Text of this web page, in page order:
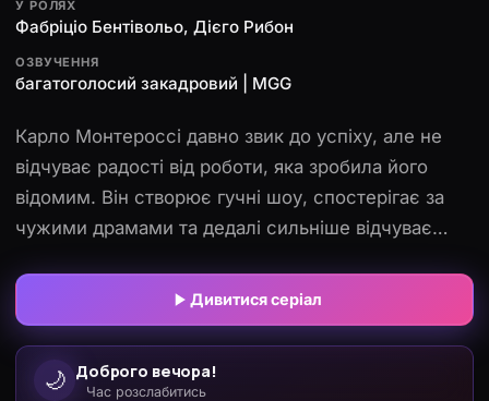
У РОЛЯХ
Фабріціо Бентівольо, Дієго Рибон
ОЗВУЧЕННЯ
багатоголосий закадровий | MGG
Карло Монтероссі давно звик до успіху, але не
відчуває радості від роботи, яка зробила його
відомим. Він створює гучні шоу, спостерігає за
чужими драмами та дедалі сильніше відчуває
спокійне життя героя порушується, і він розуміє,
що небезпека підійшла надто близько.
Дивитися серіал
🌙 Доброго вечора!
Час розслабитись